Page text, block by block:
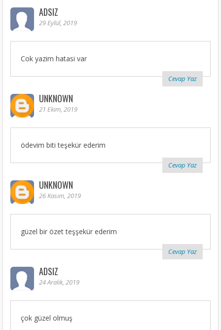
ADSIZ
29 Eylül, 2019
Cok yazim hatasi var
Cevap Yaz
UNKNOWN
21 Ekim, 2019
ödevim biti teşekür ederim
Cevap Yaz
UNKNOWN
26 Kasım, 2019
güzel bir özet teşşekür ederim
Cevap Yaz
ADSIZ
24 Aralık, 2019
çok güzel olmuş